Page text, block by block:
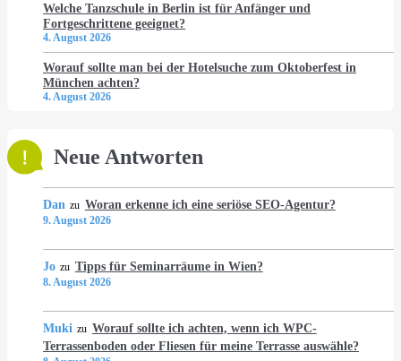
Welche Tanzschule in Berlin ist für Anfänger und
Fortgeschrittene geeignet?
4. August 2026
Worauf sollte man bei der Hotelsuche zum Oktoberfest in
München achten?
4. August 2026
Neue Antworten
Dan zu Woran erkenne ich eine seriöse SEO-Agentur?
9. August 2026
Jo zu Tipps für Seminarräume in Wien?
8. August 2026
Muki zu Worauf sollte ich achten, wenn ich WPC-
Terrassenboden oder Fliesen für meine Terrasse auswähle?